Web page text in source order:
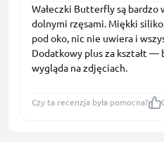
Wałeczki Butterfly są bardzo
dolnymi rzęsami. Miękki
pod oko, nic nie uwiera i
Dodatkowy plus za kształt —
wygląda na zdjęciach.
Czy ta recenzja była pomocna?